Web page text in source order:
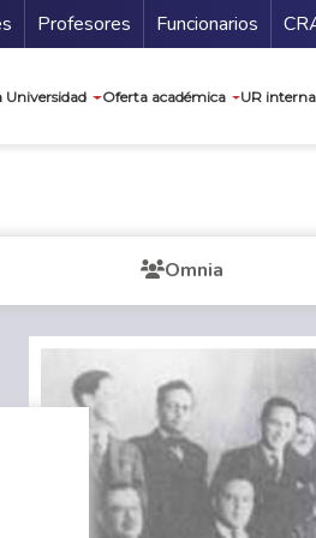
Profesores Funcionarios
Universidad Oferta académica UR
Omnia